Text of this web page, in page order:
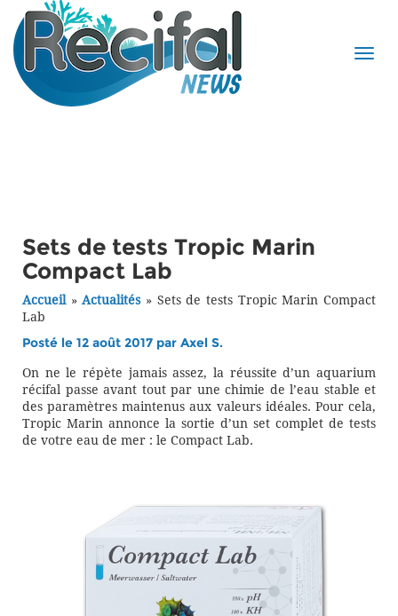
Sets de tests Tropic Marin
Compact Lab
Accueil»Actualités» Sets de tests Tropic Marin Compact
Lab
Posté le 12 août 2017 par Axel S.
On ne le répète jamais assez, la réussite d’un aquarium
récifal passe avant tout par une chimie de l’eau stable et
des paramètres maintenus aux valeurs idéales. Pour cela,
Tropic Marin annonce la sortie d’un set complet de tests
de votre eau de mer : le Compact Lab.